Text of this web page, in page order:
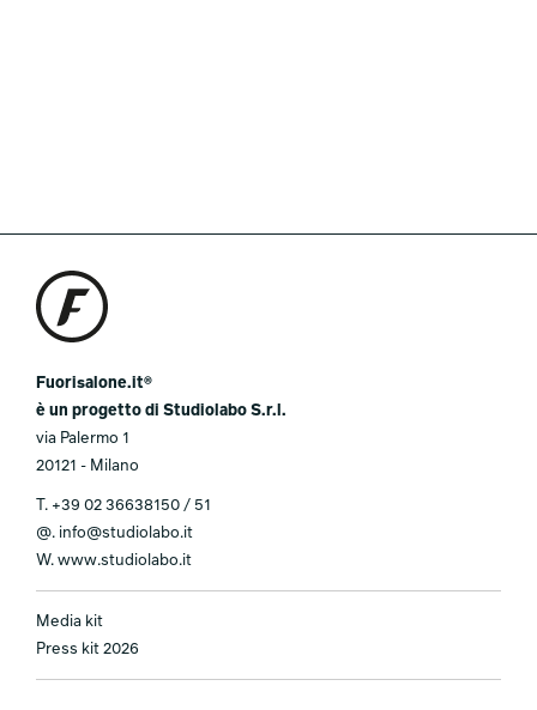
Fuorisalone.it®
è un progetto di Studiolabo S.r.l.
via Palermo 1
20121 - Milano
T. +39 02 36638150 / 51
@. info@studiolabo.it
W. www.studiolabo.it
Media kit
Press kit 2026